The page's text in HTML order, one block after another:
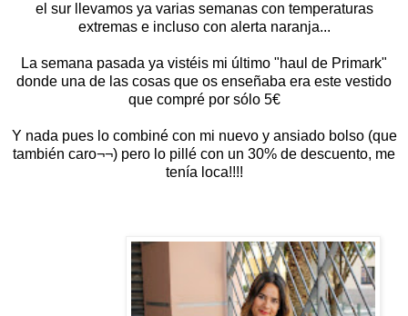
el sur llevamos ya varias semanas con temperaturas
extremas e incluso con alerta naranja...
La semana pasada ya vistéis mi último "haul de Primark"
donde una de las cosas que os enseñaba era este vestido
que compré por sólo 5€
Y nada pues lo combiné con mi nuevo y ansiado bolso (que
también caro¬¬) pero lo pillé con un 30% de descuento, me
tenía loca!!!!